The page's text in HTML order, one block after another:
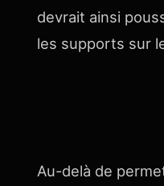
devrait ainsi
les supports sur
Au-delà de